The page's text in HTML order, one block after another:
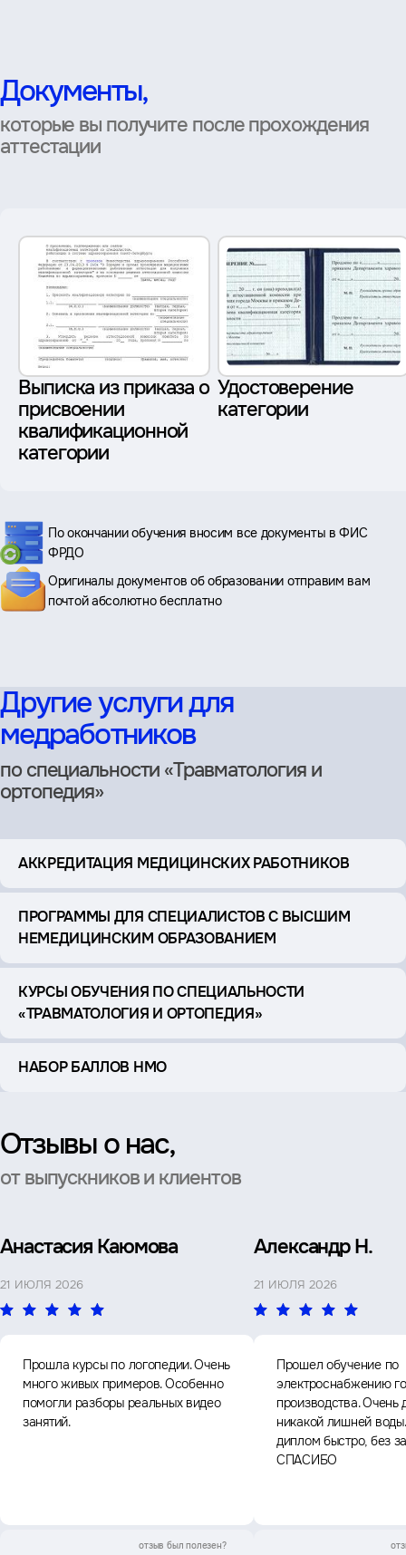
Документы,
которые вы получите после прохождения
аттестации
Выписка из приказа о
присвоении
квалификационной
категории
Удостоверение
категории
По окончании обучения вносим все документы в ФИС
ФРДО
Оригиналы документов об образовании отправим вам
почтой абсолютно бесплатно
Другие услуги для
медработников
по специальности «Травматология и
ортопедия»
АККРЕДИТАЦИЯ МЕДИЦИНСКИХ РАБОТНИКОВ
ПРОГРАММЫ ДЛЯ СПЕЦИАЛИСТОВ С ВЫСШИМ
НЕМЕДИЦИНСКИМ ОБРАЗОВАНИЕМ
КУРСЫ ОБУЧЕНИЯ ПО СПЕЦИАЛЬНОСТИ
«ТРАВМАТОЛОГИЯ И ОРТОПЕДИЯ»
НАБОР БАЛЛОВ НМО
Отзывы о нас,
от выпускников и клиентов
Анастасия Каюмова
21 ИЮЛЯ 2026
Прошла курсы по логопедии. Очень
много живых примеров. Особенно
помогли разборы реальных видео
занятий.
отзыв был полезен?
Александр Н.
21 ИЮЛЯ 2026
Прошел обучение по
электроснабжению
производства. Очень
никакой лишней
диплом быстро, без
СПАСИБО